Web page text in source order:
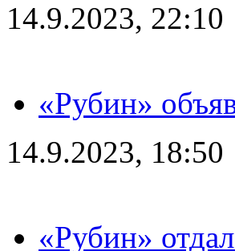
14.9.2023, 22:10
«Рубин»
14.9.2023, 18:50
«Рубин»